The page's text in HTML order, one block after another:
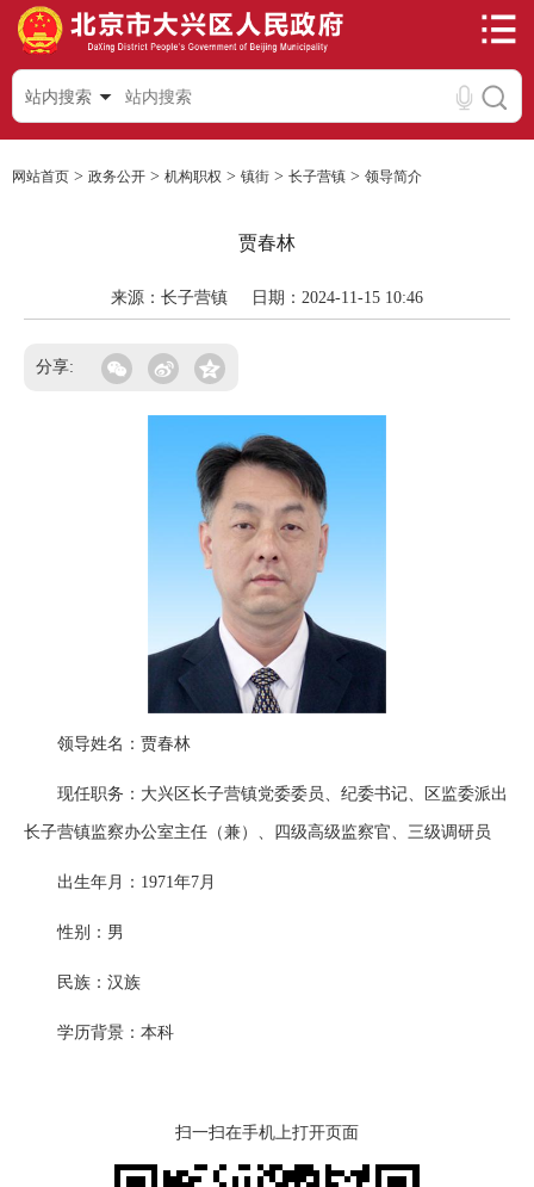
站内搜索
网站首页 > 政务公开 > 机构职权 > 镇街 > 长子营镇 > 领导简介
贾春林
来源：长子营镇 日期：2024-11-15 10:46
分享:
领导姓名：贾春林
现任职务：大兴区长子营镇党委委员、纪委书记、区监委派出
长子营镇监察办公室主任（兼）、四级高级监察官、三级调研员
出生年月：1971年7月
性别：男
民族：汉族
学历背景：本科
扫一扫在手机上打开页面